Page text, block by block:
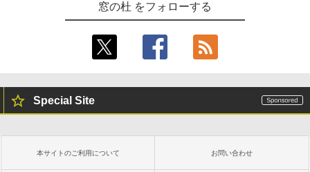
窓の杜 をフォローする
Special Site
本サイトのご利用について お問い合わせ